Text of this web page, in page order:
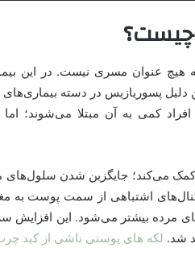
هیچ عنوان مسری نیست. در این
دلیل پسوریازیس در دسته
کمی به آن مبتلا می‌شوند؛ اما
می‌کند؛ جایگزین شدن سلول‌های
اشتباهی از سمت پوست به
مرده بیشتر می‌شود. این افزایش
شد. لکه های پوستی ناشی از کبد